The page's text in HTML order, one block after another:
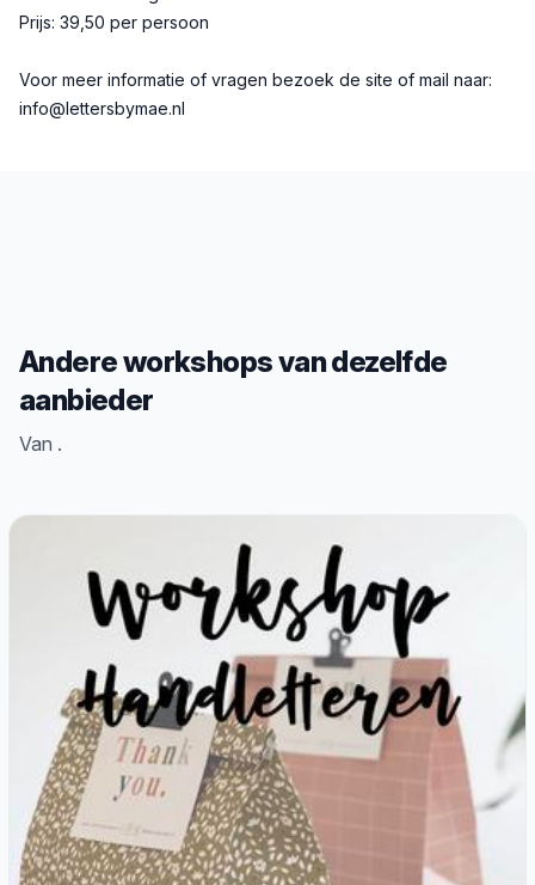
Prijs: 39,50 per persoon
Voor meer informatie of vragen bezoek de site of mail naar:
info@lettersbymae.nl
Andere workshops van dezelfde
aanbieder
Van .